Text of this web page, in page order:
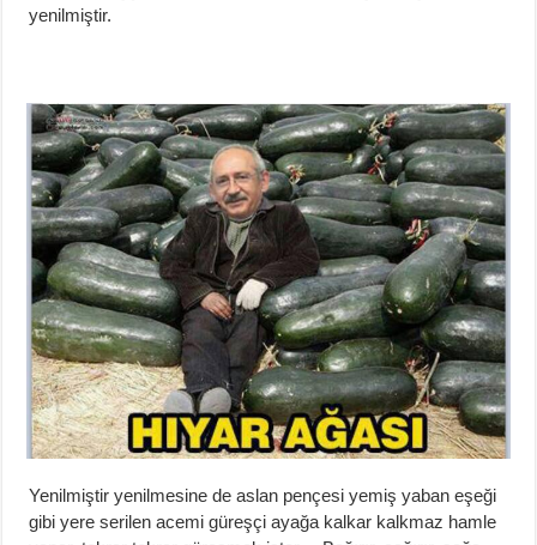
yenilmiştir.
Yenilmiştir yenilmesine de aslan pençesi yemiş yaban eşeği
gibi yere serilen acemi güreşçi ayağa kalkar kalkmaz hamle